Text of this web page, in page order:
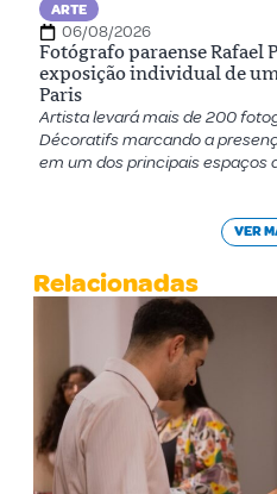
ARTE
06/08/2026
Fotógrafo paraense
exposição individual de
Paris
Artista levará mais de 200
Décoratifs marcando a
em um dos principais espaços
VER
Relacionadas